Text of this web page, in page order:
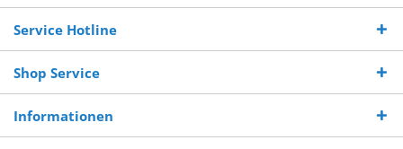
Service Hotline
Shop Service
Informationen